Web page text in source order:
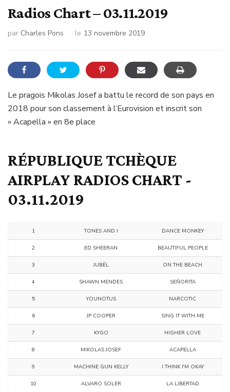
Radios Chart – 03.11.2019
par Charles Pons le 13 novembre 2019
Le pragois Mikolas Josef a battu le record de son pays en
2018 pour son classement à l’Eurovision et inscrit son
« Acapella » en 8e place
RÉPUBLIQUE TCHÈQUE
AIRPLAY RADIOS CHART -
03.11.2019
1 TONES AND I DANCE MONKEY
2 ED SHEERAN BEAUTIFUL PEOPLE
3 JUBËL ON THE BEACH
4 SHAWN MENDES SEÑORITA
5 YOUNOTUS NARCOTIC
6 JP COOPER SING IT WITH ME
7 KYGO HIGHER LOVE
8 MIKOLAS JOSEF ACAPELLA
9 MACHINE GUN KELLY I THINK I'M OKAY
10 ALVARO SOLER LA LIBERTAD